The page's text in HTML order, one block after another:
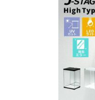
料・お支払いについて
イページ/会員登録